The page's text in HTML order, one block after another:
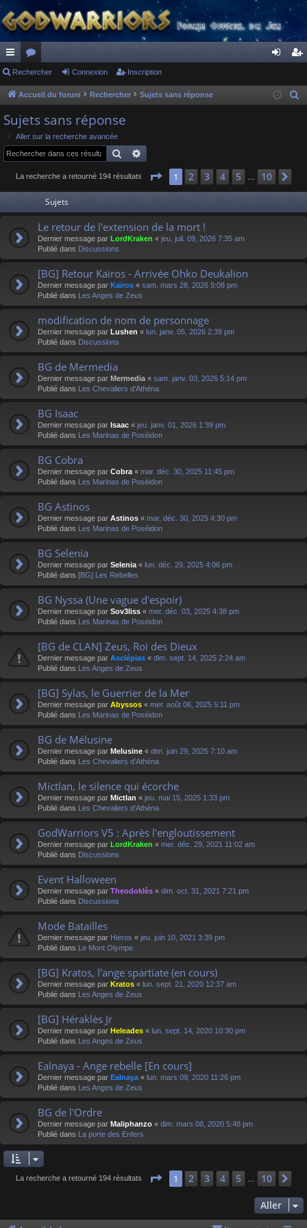
ac
co
ur
ci
s
or
u
s
ne cri
Rechercher Connexion Inscription
Accueil du forum Rechercher Sujets sans réponse
e
Sujets sans réponse
Aller sur la recherche avancée
Rechercher
La recherche a retourné 194 résultats Page 1sur 10
1 2 3 4 5 10
Sujets
Le retour de l'extension de la mort !
Dernier message par LordKraken « jeu. juil. 09, 2026 7:35 am
Publié dans Discussions
[BG] Retour Kaïros - Arrivée Ohko Deukalion
Dernier message par Kaïros « sam. mars 28, 2026 9:08 pm
Publié dans Les Anges de Zeus
modification de nom de personnage
Dernier message par Lushen « lun. janv. 05, 2026 2:39 pm
Publié dans Discussions
BG de Mermedia
Dernier message par Mermedia « sam. janv. 03, 2026 5:14 pm
Publié dans Les Chevaliers d'Athéna
BG Isaac
Dernier message par Isaac « jeu. janv. 01, 2026 1:39 pm
Publié dans Les Marinas de Poséidon
BG Cobra
Dernier message par Cobra « mar. déc. 30, 2025 11:45 pm
Publié dans Les Marinas de Poséidon
BG Astinos
Dernier message par Astinos « mar. déc. 30, 2025 4:30 pm
Publié dans Les Marinas de Poséidon
BG Selenia
Dernier message par Selenia « lun. déc. 29, 2025 4:06 pm
Publié dans [BG] Les Rebelles
BG Nyssa (Une vague d'espoir)
Dernier message par Sov3liss « mer. déc. 03, 2025 4:38 pm
Publié dans Les Marinas de Poséidon
[BG de CLAN] Zeus, Roi des Dieux
Dernier message par Asclépias « dim. sept. 14, 2025 2:24 am
Publié dans Les Anges de Zeus
[BG] Sylas, le Guerrier de la Mer
Dernier message par Abyssos « mer. août 06, 2025 5:11 pm
Publié dans Les Marinas de Poséidon
BG de Mélusine
Dernier message par Melusine « dim. juin 29, 2025 7:10 am
Publié dans Les Chevaliers d'Athéna
Mictlan, le silence qui écorche
Dernier message par Mictlan « jeu. mai 15, 2025 1:33 pm
Publié dans Les Chevaliers d'Athéna
GodWarriors V5 : Après l'engloutissement
Dernier message par LordKraken « mer. déc. 29, 2021 11:02 am
Publié dans Discussions
Event Halloween
Dernier message par Theodoklès « dim. oct. 31, 2021 7:21 pm
Publié dans Discussions
Mode Batailles
Dernier message par Hieros « jeu. juin 10, 2021 3:39 pm
Publié dans Le Mont Olympe
[BG] Kratos, l'ange spartiate (en cours)
Dernier message par Kratos « lun. sept. 21, 2020 12:37 am
Publié dans Les Anges de Zeus
[BG] Héraklès Jr
Dernier message par Heleades « lun. sept. 14, 2020 10:30 pm
Publié dans Les Anges de Zeus
Ealnaya - Ange rebelle [En cours]
Dernier message par Ealnaya « lun. mars 09, 2020 11:26 pm
Publié dans Les Anges de Zeus
BG de l'Ordre
Dernier message par Maliphanzo « dim. mars 08, 2020 5:48 pm
Publié dans La porte des Enfers
La recherche a retourné 194 résultats Page 1sur 10
1 2 3 4 5 10
Aller